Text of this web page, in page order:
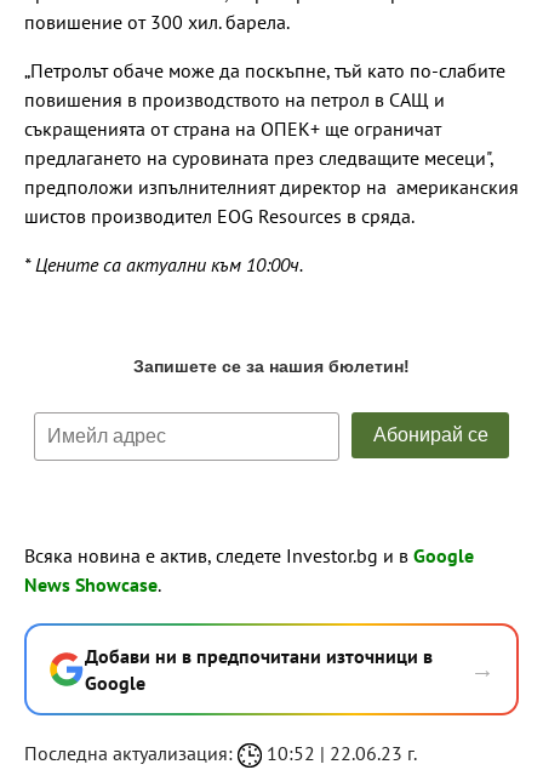
повишение от 300 хил. барела.
„Петролът обаче може да поскъпне, тъй като по-слабите
повишения в производството на петрол в САЩ и
съкращенията от страна на ОПЕК+ ще ограничат
предлагането на суровината през следващите месеци",
предположи изпълнителният директор на американския
шистов производител EOG Resources в сряда.
* Цените са актуални към 10:00ч.
Всяка новина е актив, следете Investor.bg и в Google
News Showcase.
Добави ни в предпочитани източници в
Google
→
Последна актуализация: 10:52 | 22.06.23 г.